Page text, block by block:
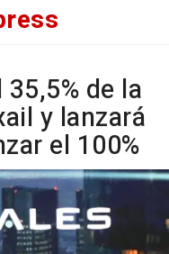
de la
y lanzará
el 100%